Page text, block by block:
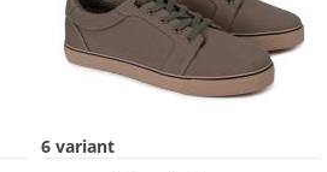
6 variant